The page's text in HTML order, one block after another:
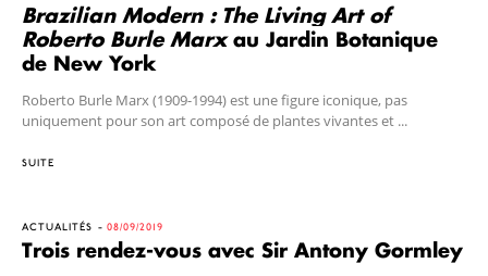
Brazilian Modern : The Living Art of
Roberto Burle Marxau Jardin Botanique
de New York
Roberto Burle Marx (1909-1994) est une figure iconique, pas
uniquement pour son art composé de plantes vivantes et ...
SUITE
ACTUALITÉS 08/09/2019
Trois rendez-vous avec Sir Antony Gormley